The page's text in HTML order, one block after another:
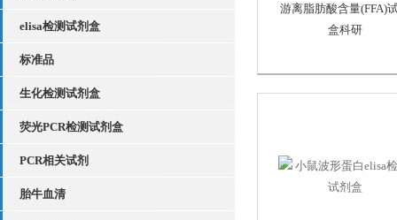
elisa检测试剂盒
标准品
生化检测试剂盒
荧光PCR检测试剂盒
PCR相关试剂
胎牛血清
游离脂肪酸含量(FFA)
盒科研